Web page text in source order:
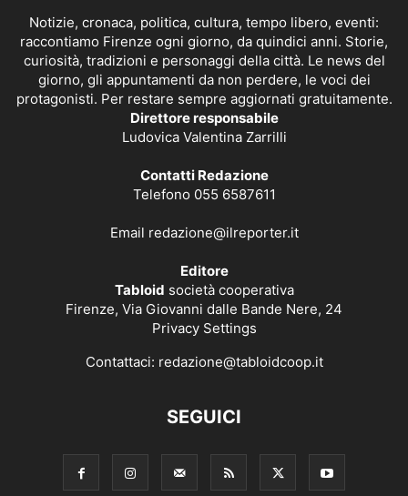
Notizie, cronaca, politica, cultura, tempo libero, eventi:
raccontiamo Firenze ogni giorno, da quindici anni. Storie,
curiosità, tradizioni e personaggi della città. Le news del
giorno, gli appuntamenti da non perdere, le voci dei
protagonisti. Per restare sempre aggiornati gratuitamente.
Direttore responsabile
Ludovica Valentina Zarrilli
Contatti Redazione
Telefono 055 6587611
Email redazione@ilreporter.it
Editore
Tabloid società cooperativa
Firenze, Via Giovanni dalle Bande Nere, 24
Privacy Settings
Contattaci: redazione@tabloidcoop.it
SEGUICI